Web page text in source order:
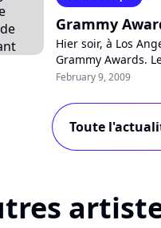
Grammy
Hier soir, à Los
Grammy Awards.
a triomphé,
February 9, 2009
Toute